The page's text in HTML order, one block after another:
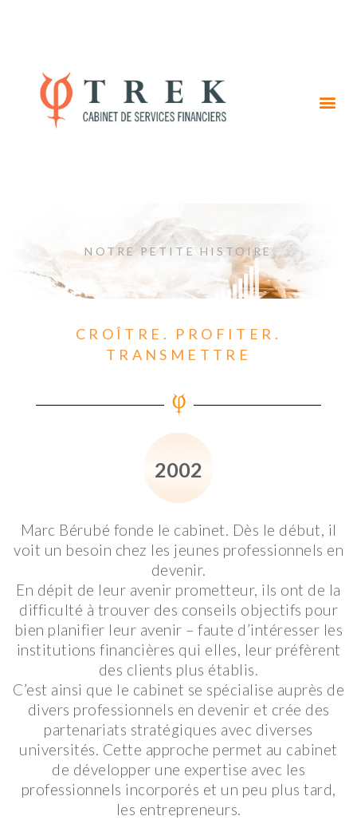
NOTRE PETITE HISTOIRE
CROÎTRE. PROFITER.
TRANSMETTRE
2002
Marc Bérubé fonde le cabinet. Dès le début, il
voit un besoin chez les jeunes professionnels en
devenir.
En dépit de leur avenir prometteur, ils ont de la
difficulté à trouver des conseils objectifs pour
bien planifier leur avenir – faute d’intéresser les
institutions financières qui elles, leur préfèrent
des clients plus établis.
C’est ainsi que le cabinet se spécialise auprès de
divers professionnels en devenir et crée des
partenariats stratégiques avec diverses
universités. Cette approche permet au cabinet
de développer une expertise avec les
professionnels incorporés et un peu plus tard,
les entrepreneurs.